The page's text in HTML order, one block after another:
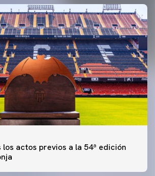
actos previos a la 54ª edición